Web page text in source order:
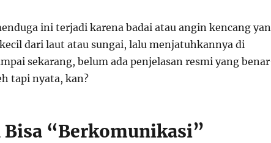
ini terjadi karena badai atau angin kencang
dari laut atau sungai, lalu menjatuhkannya di
sekarang, belum ada penjelasan resmi yang
tapi nyata, kan?
Bisa “Berkomunikasi”